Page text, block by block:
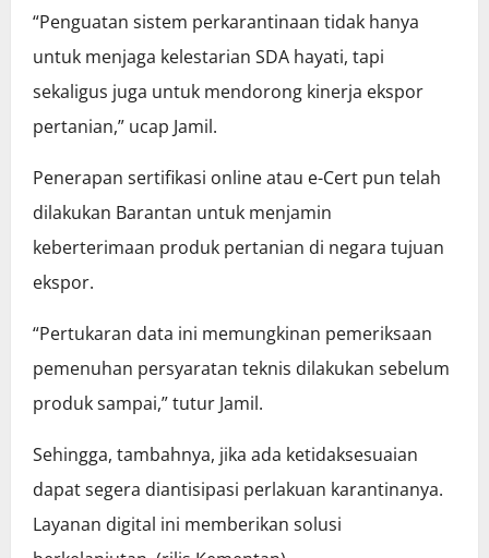
“Penguatan sistem perkarantinaan tidak hanya
untuk menjaga kelestarian SDA hayati, tapi
sekaligus juga untuk mendorong kinerja ekspor
pertanian,” ucap Jamil.
Penerapan sertifikasi online atau e-Cert pun telah
dilakukan Barantan untuk menjamin
keberterimaan produk pertanian di negara tujuan
ekspor.
“Pertukaran data ini memungkinan pemeriksaan
pemenuhan persyaratan teknis dilakukan sebelum
produk sampai,” tutur Jamil.
Sehingga, tambahnya, jika ada ketidaksesuaian
dapat segera diantisipasi perlakuan karantinanya.
Layanan digital ini memberikan solusi